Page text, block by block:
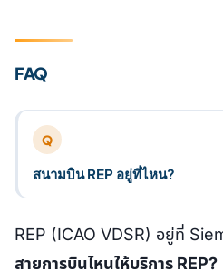
FAQ
Q
สนามบิน REP อยู่ที่ไหน?
REP (ICAO VDSR) อยู่ที่
สายการบินไหนให้บริการ REP?